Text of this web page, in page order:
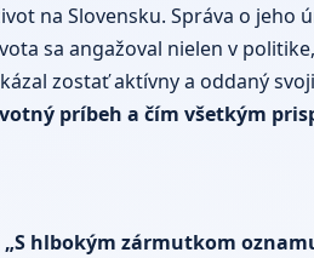
na Slovensku. Správa o jeho
sa angažoval nielen v
zostať aktívny a oddaný
príbeh a čím všetkým
„S hlbokým zármutkom